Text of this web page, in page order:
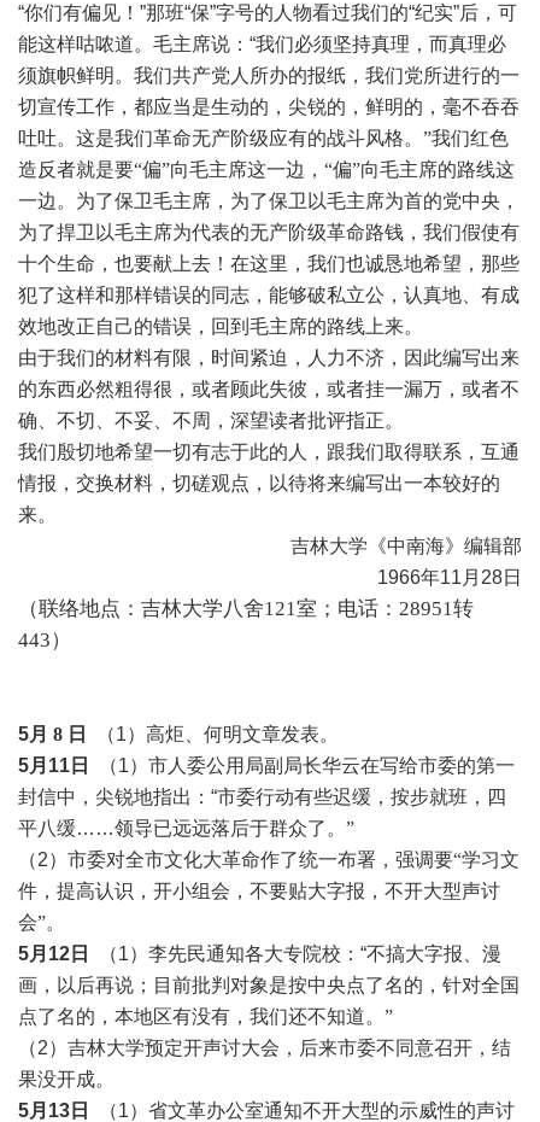
“你们有偏见！”那班“保”字号的人物看过我们的“纪实”后，可
能这样咕哝道。毛主席说：“我们必须坚持真理，而真理必
须旗帜鲜明。我们共产党人所办的报纸，我们党所进行的一
切宣传工作，都应当是生动的，尖锐的，鲜明的，毫不吞吞
吐吐。这是我们革命无产阶级应有的战斗风格。 ”我们红色
造反者就是要“偏”向毛主席这一边，“偏”向毛主席的路线这
一边。为了保卫毛主席，为了保卫以毛主席为首的党中央，
为了捍卫以毛主席为代表的无产阶级革命路钱，我们假使有
十个生命，也要献上去！在这里，我们也诚恳地希望，那些
犯了这样和那样错误的同志，能够破私立公，认真地、有成
效地改正自己的错误，回到毛主席的路线上来。
由于我们的材料有限，时间紧迫，人力不济，因此编写出来
的东西必然粗得很，或者顾此失彼，或者挂一漏万，或者不
确、不切、不妥、不周，深望读者批评指正。
我们殷切地希望一切有志于此的人，跟我们取得联系，互通
情报，交换材料，切磋观点，以待将来编写出一本较好的
来。
吉林大学《中南海》编辑部
1966年11月28日
（联络地点 ： 吉林大学八舍121室 ； 电话 ： 28951转
443）
5月 8 日
（1）高炬、何明文章发表。
5月11日
（1）市人委公用局副局长华云在写给市委的第一
封信中，尖锐地指出：“市委行动有些迟缓，按步就班，四
平八缓……领导已远远落后于群众了。 ”
（2） 市委对全市文化大革命作了统一布署，强调要“学习文
件，提高认识，开小组会，不要贴大字报，不开大型声讨
会”。
5月12日
（1）李先民通知各大专院校：“不搞大字报、漫
画，以后再说； 目前批判对象是按中央点了名的，针对全国
点了名的，本地区有没有，我们还不知道。 ”
（2）吉林大学预定开声讨大会，后来市委不同意召开，结
果没开成。
5月13日
（1）省文革办公室通知不开大型的示威性的声讨